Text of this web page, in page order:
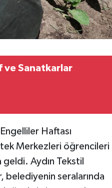
ve Sanatkarlar
Haftası
Merkezleri öğrencileri
Aydın Tekstil
seralarında